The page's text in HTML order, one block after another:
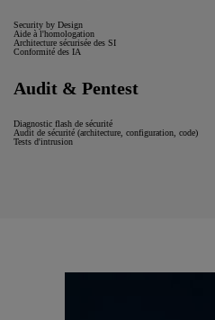
Security by Design
Aide à l'homologation
Architecture sécurisée des SI
Conformité des IA
Audit & Pentest
Diagnostic flash de sécurité
Audit de sécurité (architecture, configuration, code)
Tests d'intrusion